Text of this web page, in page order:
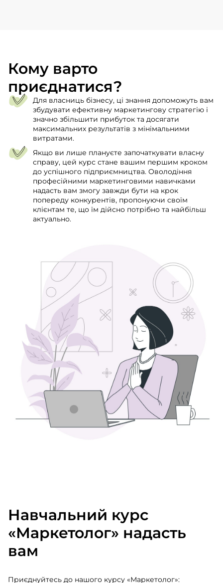
Кому варто
приєднатися?
Для власниць бізнесу, ці знання допоможуть вам
збудувати ефективну маркетингову стратегію і
значно збільшити прибуток та досягати
максимальних результатів з мінімальними
витратами.
Якщо ви лише плануєте започаткувати власну
справу, цей курс стане вашим першим кроком
до успішного підприємництва. Оволодіння
професійними маркетинговими навичками
надасть вам змогу завжди бути на крок
попереду конкурентів, пропонуючи своїм
клієнтам те, що їм дійсно потрібно та найбільш
актуально.
Навчальний курс
«Маркетолог» надасть
вам
Приєднуйтесь до нашого курсу «Маркетолог»: